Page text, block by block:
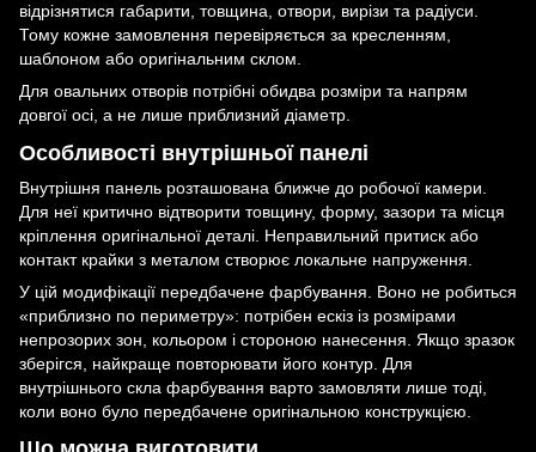
відрізнятися габарити, товщина, отвори, вирізи та радіуси.
Тому кожне замовлення перевіряється за кресленням,
шаблоном або оригінальним склом.
Для овальних отворів потрібні обидва розміри та напрям
довгої осі, а не лише приблизний діаметр.
Особливості внутрішньої панелі
Внутрішня панель розташована ближче до робочої камери.
Для неї критично відтворити товщину, форму, зазори та місця
кріплення оригінальної деталі. Неправильний притиск або
контакт крайки з металом створює локальне напруження.
У цій модифікації передбачене фарбування. Воно не робиться
«приблизно по периметру»: потрібен ескіз із розмірами
непрозорих зон, кольором і стороною нанесення. Якщо зразок
зберігся, найкраще повторювати його контур. Для
внутрішнього скла фарбування варто замовляти лише тоді,
коли воно було передбачене оригінальною конструкцією.